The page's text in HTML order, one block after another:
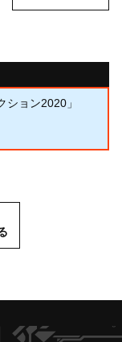
ション2020」
ヴァンガードch